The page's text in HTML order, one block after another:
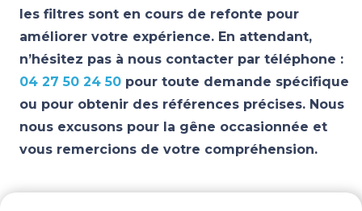
les filtres sont en cours de refonte pour
améliorer votre expérience. En attendant,
n’hésitez pas à nous contacter par téléphone :
04 27 50 24 50 pour toute demande spécifique
ou pour obtenir des références précises. Nous
nous excusons pour la gêne occasionnée et
vous remercions de votre compréhension.